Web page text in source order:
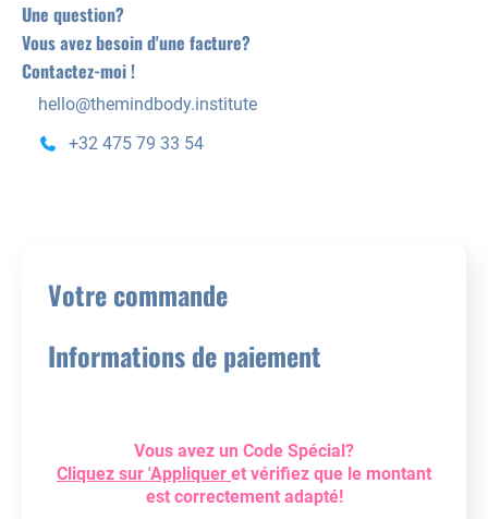
Une question?
Vous avez besoin d'une facture?
Contactez-moi !
hello@themindbody.institute
+32 475 79 33 54
Votre commande
Informations de paiement
Vous avez un Code Spécial?
Cliquez sur 'Appliquer et vérifiez que le montant
est correctement adapté!